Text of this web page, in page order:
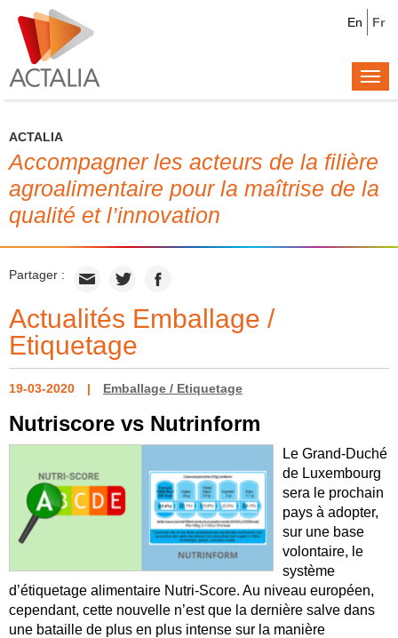
Fr
En
ACTALIA
Accompagner les acteurs de la filière
agroalimentaire pour la maîtrise de la
qualité et l’innovation
Partager :
Actualités Emballage /
Etiquetage
19-03-2020 Emballage / Etiquetage
Nutriscore vs Nutrinform
Le Grand-Duché
de Luxembourg
sera le prochain
pays à adopter,
sur une base
volontaire, le
système
d’étiquetage alimentaire Nutri-Score. Au niveau européen,
cependant, cette nouvelle n’est que la dernière salve dans
une bataille de plus en plus intense sur la manière